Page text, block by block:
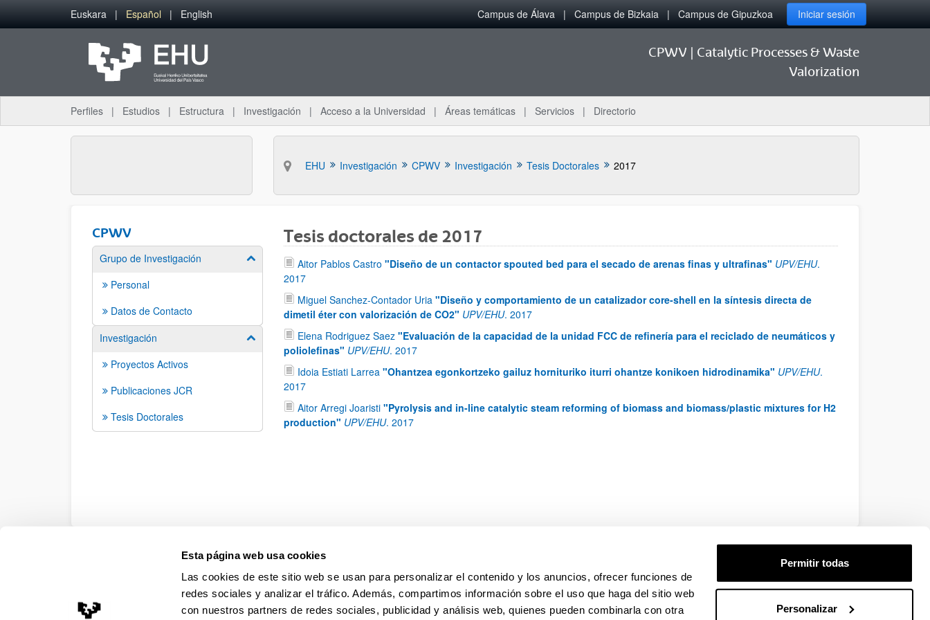
Esta página web usa cookies
Las cookies de este sitio web se usan para personalizar el contenido y los anuncios, ofrecer funciones de
redes sociales y analizar el tráfico. Además, compartimos información sobre el uso que haga del sitio web
con nuestros partners de redes sociales, publicidad y análisis web, quienes pueden combinarla con otra
Permitir todas
Personalizar
Saltar al contenido principal
Euskara Español English Campus de Álava Campus de Bizkaia Campus de Gipuzkoa Iniciar sesión
CPWV | Catalytic Processes & Waste
Valorization
Perfiles Estudios Estructura Investigación Acceso a la Universidad Áreas temáticas Servicios Directorio
EHU Investigación CPWV Investigación Tesis Doctorales 2017
CPWV
Grupo de Investigación Mostrar/ocultar subpáginas
Personal
Datos de Contacto
Investigación
Mostrar/ocultar subpáginas
Proyectos Activos
Publicaciones JCR
Tesis Doctorales
Tesis doctorales de 2017
Aitor Pablos Castro "Diseño de un contactor spouted bed para el secado de arenas finas y ultrafinas" UPV/EHU.
2017
Miguel Sanchez-Contador Uria "Diseño y comportamiento de un catalizador core-shell en la síntesis directa de
dimetil éter con valorización de CO2" UPV/EHU. 2017
Elena Rodriguez Saez "Evaluación de la capacidad de la unidad FCC de refinería para el reciclado de neumáticos y
poliolefinas" UPV/EHU. 2017
Idoia Estiati Larrea "Ohantzea egonkortzeko gailuz hornituriko iturri ohantze konikoen hidrodinamika" UPV/EHU.
2017
Aitor Arregi Joaristi "Pyrolysis and in-line catalytic steam reforming of biomass and biomass/plastic mixtures for H2
production" UPV/EHU. 2017
Información legal Contacto Mapa EHU